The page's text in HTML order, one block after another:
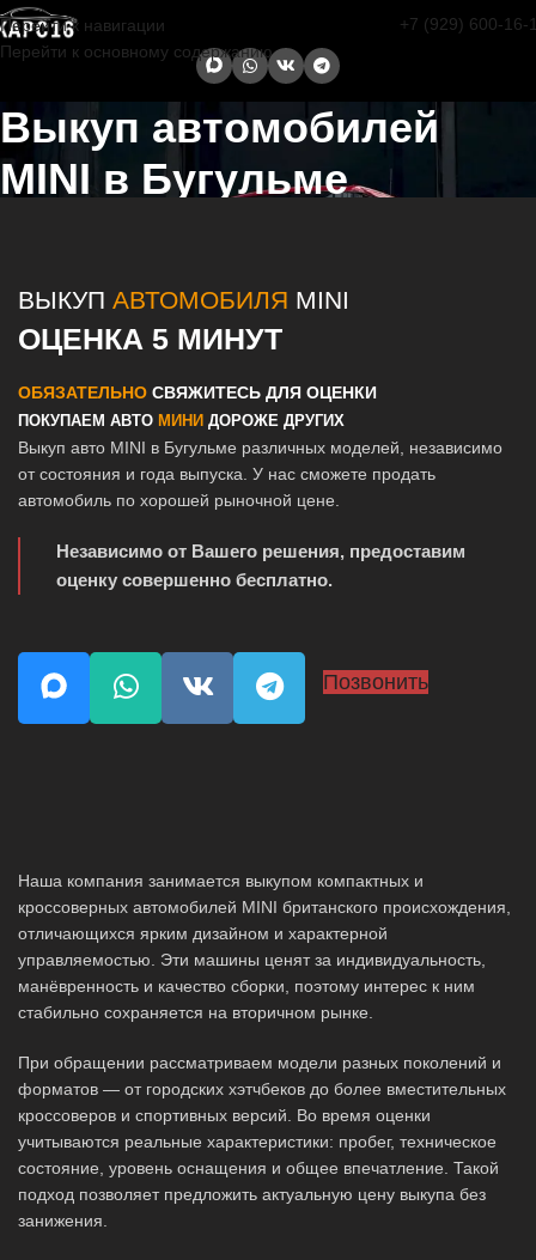
Перейти к навигации
Перейти к основному содержанию
+7 (929) 600-16-
Выкуп автомобилей
MINI в Бугульме
ВЫКУП АВТОМОБИЛЯ MINI
ОЦЕНКА 5 МИНУТ
ОБЯЗАТЕЛЬНО СВЯЖИТЕСЬ ДЛЯ ОЦЕНКИ
ПОКУПАЕМ АВТО МИНИ ДОРОЖЕ ДРУГИХ
Выкуп авто MINI в Бугульме различных моделей, независимо
от состояния и года выпуска. У нас сможете продать
автомобиль по хорошей рыночной цене.
Независимо от Вашего решения, предоставим
оценку совершенно бесплатно.
Позвонить
Наша компания занимается выкупом компактных и
кроссоверных автомобилей MINI британского происхождения,
отличающихся ярким дизайном и характерной
управляемостью. Эти машины ценят за индивидуальность,
манёвренность и качество сборки, поэтому интерес к ним
стабильно сохраняется на вторичном рынке.
При обращении рассматриваем модели разных поколений и
форматов — от городских хэтчбеков до более вместительных
кроссоверов и спортивных версий. Во время оценки
учитываются реальные характеристики: пробег, техническое
состояние, уровень оснащения и общее впечатление. Такой
подход позволяет предложить актуальную цену выкупа без
занижения.